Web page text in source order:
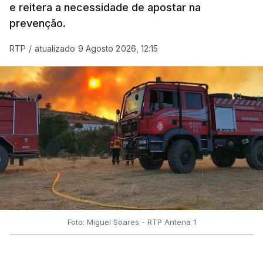
e reitera a necessidade de apostar na
prevenção.
RTP / atualizado 9 Agosto 2026, 12:15
Foto: Miguel Soares - RTP Antena 1